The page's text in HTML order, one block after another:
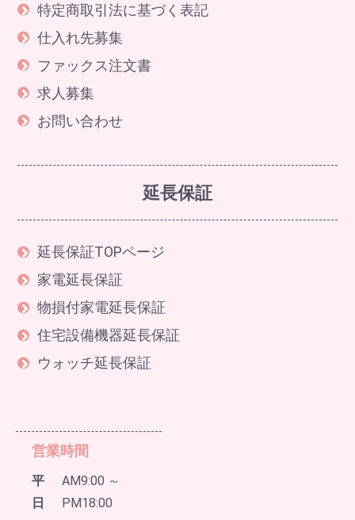
特定商取引法に基づく表記
仕入れ先募集
ファックス注文書
求人募集
お問い合わせ
延長保証
延長保証TOPページ
家電延長保証
物損付家電延長保証
住宅設備機器延長保証
ウォッチ延長保証
営業時間
平
日
AM9:00 ～
PM18:00